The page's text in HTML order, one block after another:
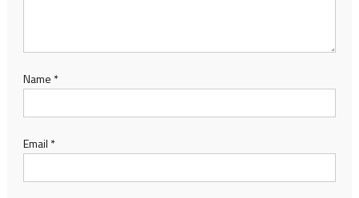
Name *
Email *